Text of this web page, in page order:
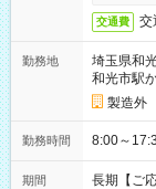
交通費 交
勤務地
埼玉県和
和光市駅
製造外
勤務時間
期間
長期【ご